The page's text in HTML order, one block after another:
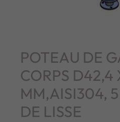
POTEAU DE
CORPS D42,4
MM,AISI304,
DE LISSE